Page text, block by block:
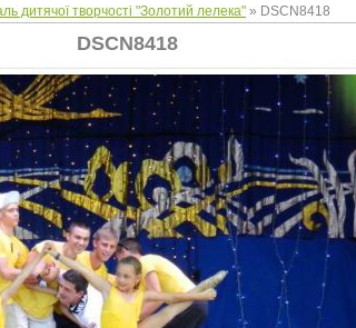
дитячої творчості "Золотий лелека" » DSCN8418
DSCN8418